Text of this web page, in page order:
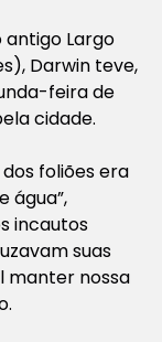
antigo Largo
Darwin teve,
feira de
cidade.
foliões era
água”,
incautos
suas
manter nossa